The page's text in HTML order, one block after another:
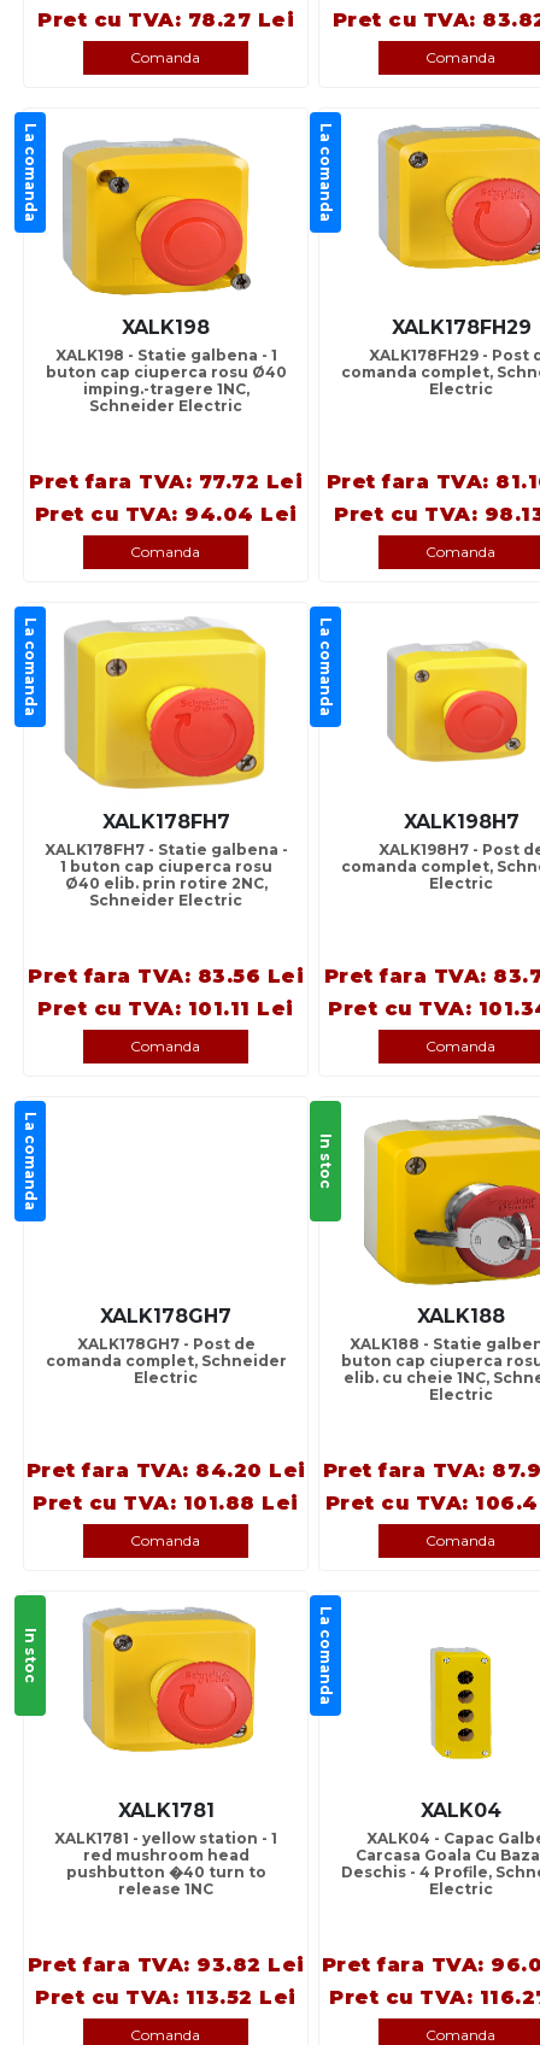
Pret cu TVA: 78.27 Lei
Comanda
Pret cu TVA:
Comanda
La comanda
XALK198
XALK198 - Statie galbena - 1
buton cap ciuperca rosu Ø40
imping.-tragere 1NC,
Schneider Electric
Pret fara TVA: 77.72 Lei
Pret cu TVA: 94.04 Lei
Comanda
La comanda
XALK178FH29
XALK178FH29 - Post
comanda complet,
Electric
Pret fara TVA:
Pret cu TVA:
Comanda
La comanda
XALK178FH7
XALK178FH7 - Statie galbena -
1 buton cap ciuperca rosu
Ø40 elib. prin rotire 2NC,
Schneider Electric
Pret fara TVA: 83.56 Lei
Pret cu TVA: 101.11 Lei
Comanda
La comanda
XALK198H7
XALK198H7 - Post
comanda complet,
Electric
Pret fara TVA:
Pret cu TVA:
Comanda
La comanda
XALK178GH7
XALK178GH7 - Post de
comanda complet, Schneider
Electric
Pret fara TVA: 84.20 Lei
Pret cu TVA: 101.88 Lei
Comanda
In stoc
XALK188
XALK188 - Statie
buton cap ciuperca
elib. cu cheie 1NC,
Electric
Pret fara TVA:
Pret cu TVA:
Comanda
In stoc
XALK1781
XALK1781 - yellow station - 1
red mushroom head
pushbutton �40 turn to
release 1NC
Pret fara TVA: 93.82 Lei
Pret cu TVA: 113.52 Lei
Comanda
La comanda
XALK04
XALK04 - Capac
Carcasa Goala Cu
Deschis - 4 Profile,
Electric
Pret fara TVA:
Pret cu TVA:
Comanda